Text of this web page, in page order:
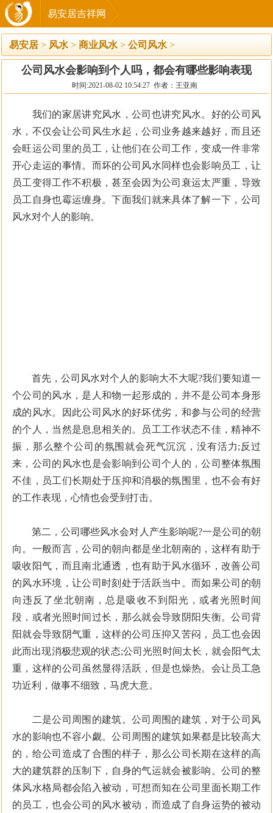
易安居吉祥网
易安居 > 风水 > 商业风水 > 公司风水 >
公司风水会影响到个人吗，都会有哪些影响表现
时间:2021-08-02 10:54:27 作者：王亚南
我们的家居讲究风水，公司也讲究风水。好的公司风
水，不仅会让公司风生水起，公司业务越来越好，而且还
会旺运公司里的员工，让他们在公司工作，变成一件非常
开心走运的事情。而坏的公司风水同样也会影响员工，让
员工变得工作不积极，甚至会因为公司衰运太严重，导致
员工自身也霉运缠身。下面我们就来具体了解一下，公司
风水对个人的影响。
首先，公司风水对个人的影响大不大呢?我们要知道一
个公司的风水，是人和物一起形成的，并不是公司本身形
成的风水。因此公司风水的好坏优劣，和参与公司的经营
的个人，当然是息息相关的。员工工作状态不佳，精神不
振，那么整个公司的氛围就会死气沉沉，没有活力;反过
来，公司的风水也是会影响到公司个人的，公司整体氛围
不佳，员工们长期处于压抑和消极的氛围里，也不会有好
的工作表现，心情也会受到打击。
第二，公司哪些风水会对人产生影响呢?一是公司的朝
向。一般而言，公司的朝向都是坐北朝南的，这样有助于
吸收阳气，而且南北通透，也有助于风水循环，改善公司
的风水环境，让公司时刻处于活跃当中。而如果公司的朝
向违反了坐北朝南，总是吸收不到阳光，或者光照时间
段，或者光照时间过长，那么就会导致阴阳失衡。公司背
阳就会导致阴气重，这样的公司压抑又苦闷，员工也会因
此而出现消极悲观的状态;公司光照时间太长，就会阳气太
重，这样的公司虽然显得活跃，但是也燥热。会让员工急
功近利，做事不细致，马虎大意。
二是公司周围的建筑。公司周围的建筑，对于公司风
水的影响也不容小觑。公司周围的建筑如果都是比较高大
的，给公司造成了合围的样子，那么公司长期在这样的高
大的建筑群的压制下，自身的气运就会被影响。公司的整
体风水格局都会陷入被动，可想而知在公司里面长期工作
的员工，也会公司的风水被动，而造成了自身运势的被动